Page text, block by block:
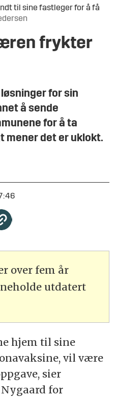
til sine fastleger for å få
frykter
for sin
å sende
for å ta
mener det er uklokt.
over fem år
utdatert
hjem til sine
vil være
sier
for